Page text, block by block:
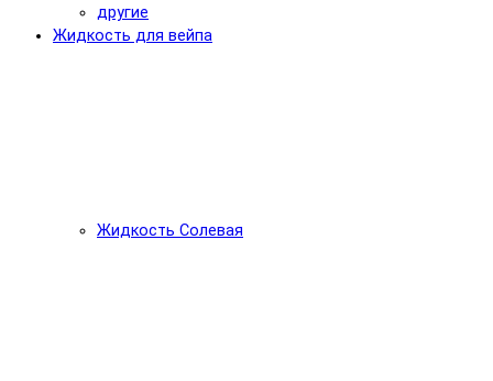
другие
Жидкость для вейпа
Жидкость Солевая